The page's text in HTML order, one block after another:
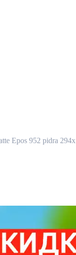
Epos 952 pidra